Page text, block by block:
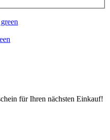
für Ihren nächsten Einkauf!